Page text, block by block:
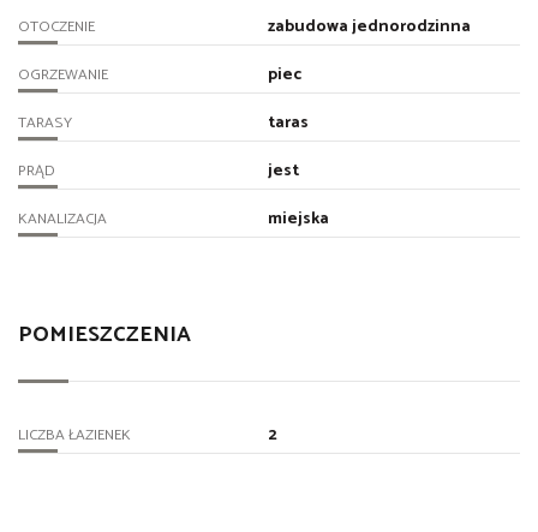
OTOCZENIE zabudowa jednorodzinna
OGRZEWANIE piec
TARASY taras
PRĄD jest
KANALIZACJA miejska
POMIESZCZENIA
LICZBA ŁAZIENEK 2